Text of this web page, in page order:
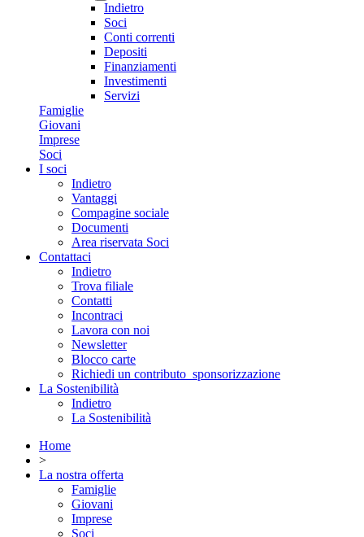
Indietro
Soci
Conti correnti
Depositi
Finanziamenti
Investimenti
Servizi
Famiglie
Giovani
Imprese
Soci
I soci
Indietro
Vantaggi
Compagine sociale
Documenti
Area riservata Soci
Contattaci
Indietro
Trova filiale
Contatti
Incontraci
Lavora con noi
Newsletter
Blocco carte
Richiedi un contributo_sponsorizzazione
La Sostenibilità
Indietro
La Sostenibilità
Home
>
La nostra offerta
Famiglie
Giovani
Imprese
Soci